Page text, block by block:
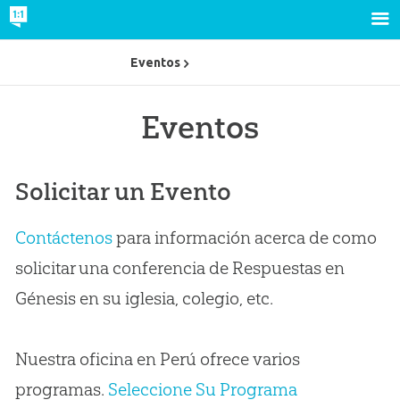
Eventos
Solicitar un Evento
Contáctenospara información acerca de como
solicitar una conferencia de Respuestas en
Génesis en su iglesia, colegio, etc.
Nuestra oficina en Perú ofrece varios
programas. Seleccione Su Programa
Eventos